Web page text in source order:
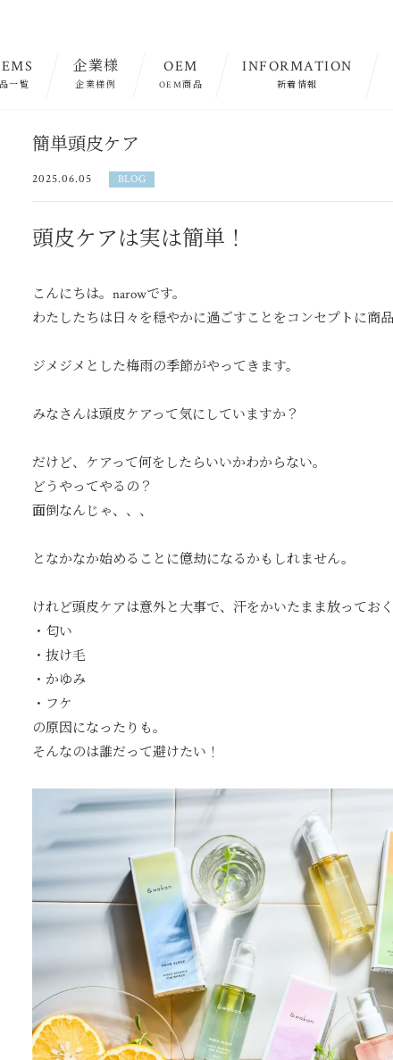
一覧
企業様
企業様例
OEM
OEM商品
INFORMATION
新着情報
簡単頭皮ケア
2025.06.05 BLOG
頭皮ケアは実は簡単！
こんにちは。narowです。
わたしたちは日々を穏やかに過ごすことをコンセプトに商
ジメジメとした梅雨の季節がやってきます。
みなさんは頭皮ケアって気にしていますか？
だけど、ケアって何をしたらいいかわからない。
どうやってやるの？
面倒なんじゃ、、、
となかなか始めることに億劫になるかもしれません。
けれど頭皮ケアは意外と大事で、汗をかいたまま放ってお
・匂い
・抜け毛
・かゆみ
・フケ
の原因になったりも。
そんなのは誰だって避けたい！